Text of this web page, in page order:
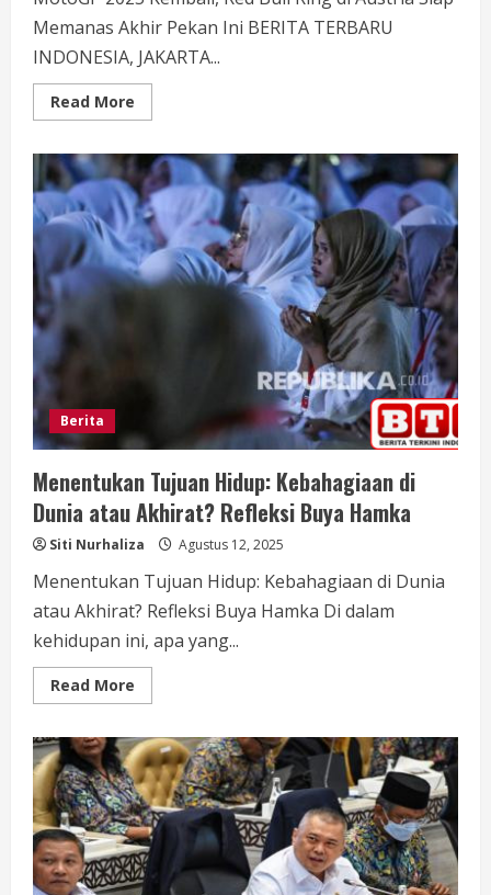
Memanas Akhir Pekan Ini BERITA TERBARU
INDONESIA, JAKARTA...
Read More
more
2025
Kembali,
Red
Bull
Ring
di
Austria
Siap
Memanas
Berita
Menentukan Tujuan Hidup: Kebahagiaan di
Dunia atau Akhirat? Refleksi Buya Hamka
Siti Nurhaliza Agustus 12, 2025
Menentukan Tujuan Hidup: Kebahagiaan di Dunia
atau Akhirat? Refleksi Buya Hamka Di dalam
kehidupan ini, apa yang...
Read More
more
Tujuan
Hidup:
Kebahagiaan
di
Dunia
atau
Akhirat?
Refleksi
Buya
Hamka